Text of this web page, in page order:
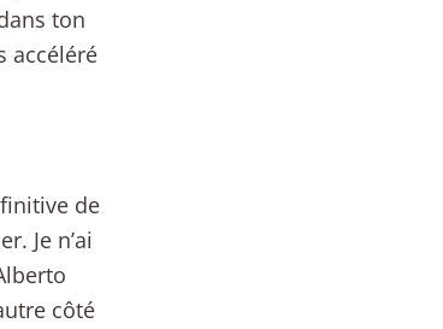
ton
accéléré
de
Je n’ai
côté